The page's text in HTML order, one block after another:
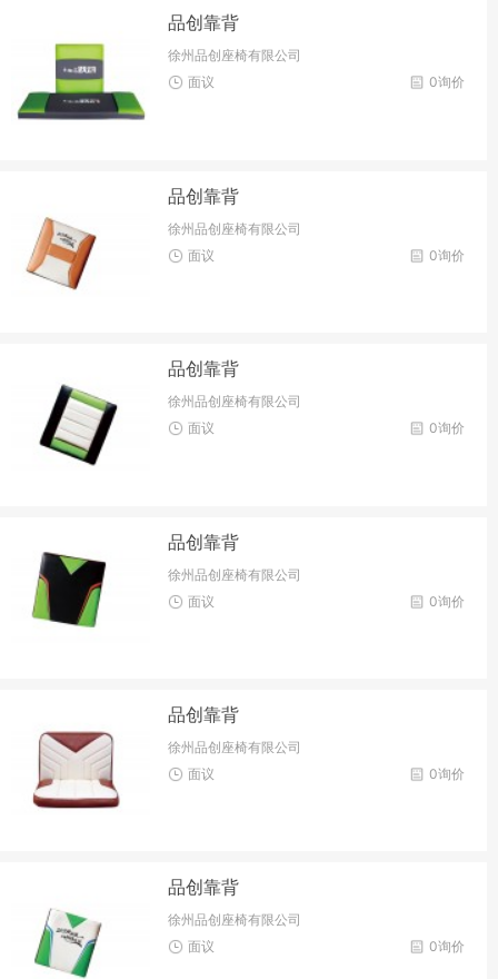
品创靠背
徐州品创座椅有限公司
0询价
面议
品创靠背
徐州品创座椅有限公司
0询价
面议
品创靠背
徐州品创座椅有限公司
0询价
面议
品创靠背
徐州品创座椅有限公司
0询价
面议
品创靠背
徐州品创座椅有限公司
0询价
面议
品创靠背
徐州品创座椅有限公司
0询价
面议